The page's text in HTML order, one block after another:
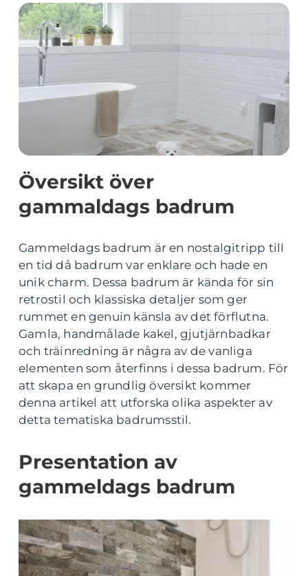
Översikt över
gammaldags badrum
Gammeldags badrum är en nostalgitripp till
en tid då badrum var enklare och hade en
unik charm. Dessa badrum är kända för sin
retrostil och klassiska detaljer som ger
rummet en genuin känsla av det förflutna.
Gamla, handmålade kakel, gjutjärnbadkar
och träinredning är några av de vanliga
elementen som återfinns i dessa badrum. För
att skapa en grundlig översikt kommer
denna artikel att utforska olika aspekter av
detta tematiska badrumsstil.
Presentation av
gammeldags badrum